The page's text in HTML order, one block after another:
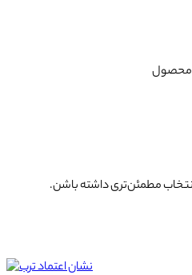
محصول
مطمئن‌تری داشته باشن.